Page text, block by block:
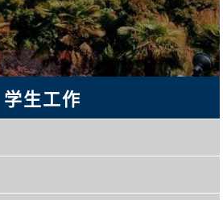
学生工作